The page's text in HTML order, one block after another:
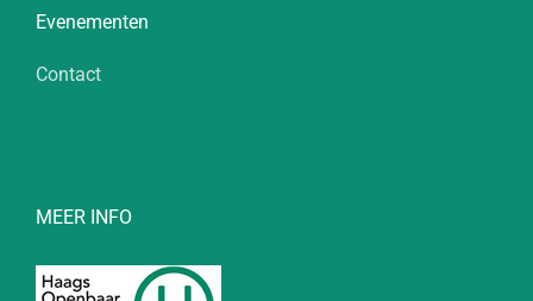
Evenementen
Contact
MEER INFO